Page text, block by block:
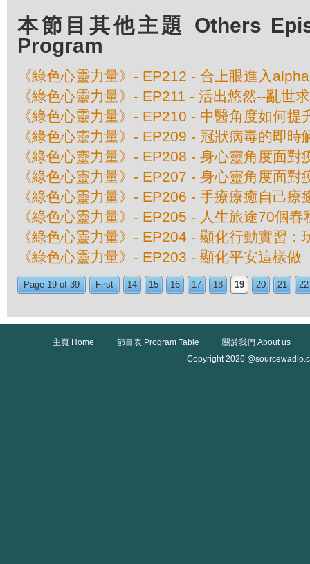
本節目其他主題 Others
Program
《綠色心靈力量》- EP212 - 合上眼進入
《綠色心靈力量》- EP211 - 活出悠然--亂世
《綠色心靈力量》- EP210 - 中醫角度如何提
《綠色心靈力量》- EP209 - 冠狀病毒的即時
《綠色心靈力量》- EP208 - 身心靈角度面對
《綠色心靈力量》- EP207 - 身心靈角度面對
《綠色心靈力量》- EP206 - 手療療癒自己療
《綠色心靈力量》- EP205 - 人生旅途70個春
《綠色心靈力量》- EP204 - 顯化行動實習：
《綠色心靈力量》- EP203 - 顯化平安這樣做
Page 19 of 39 First 14 15 16 17 18 19 20 21 22
主頁 Home 節目表 Program Table
關於我們 About us
Copyright 2026